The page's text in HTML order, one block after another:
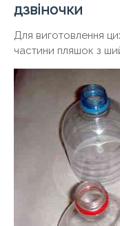
дзвіночки
Для виготовлення
частини пляшок з